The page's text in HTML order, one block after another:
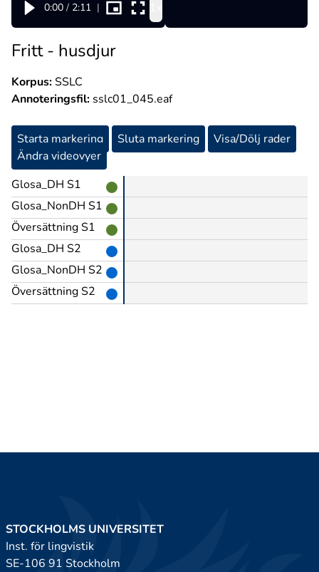
0:00 / 2:11 |
Fritt - husdjur
Korpus:SSLC
Annoteringsfil: sslc01_045.eaf
Starta markering Sluta markering
Visa/Dölj rader
Ändra videovyer
Glosa_DH S1
Glosa_NonDH S1
Översättning S1
Glosa_DH S2
Glosa_NonDH S2
Översättning S2
STOCKHOLMS UNIVERSITET
Inst. för lingvistik
SE-106 91 Stockholm